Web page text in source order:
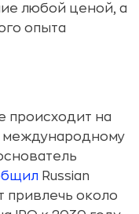
любой ценой, а
опыта
происходит на
международному
Russian
привлечь около